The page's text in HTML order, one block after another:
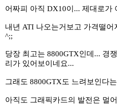
어짜피 아직 DX10이... 제대로가
내년 ATI 나오는거보고 가격떨
^;;
당장 최고는 8800GTX인데... 경
리가 있어보이네요...
그래도 8800GTX도 느려보인다
아직도 그래픽카드의 발전은 멀